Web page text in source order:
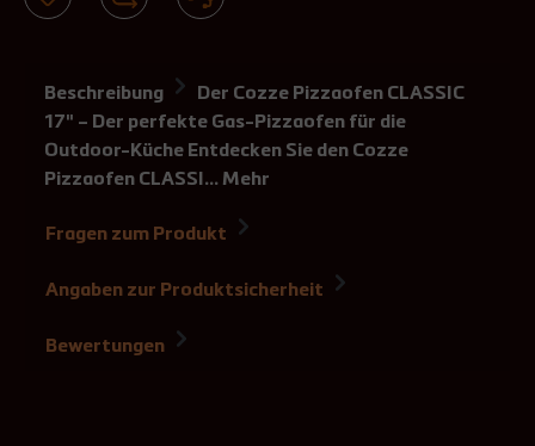
Beschreibung
Der Cozze Pizzaofen CLASSIC
17" – Der perfekte Gas-Pizzaofen für die
Outdoor-Küche Entdecken Sie den Cozze
Pizzaofen CLASSI… Mehr
Fragen zum Produkt
Angaben zur Produktsicherheit
Bewertungen